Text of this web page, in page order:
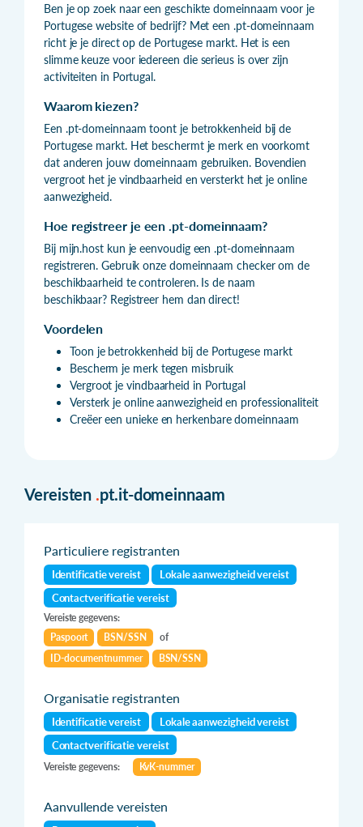
Ben je op zoek naar een geschikte domeinnaam voor je
Portugese website of bedrijf? Met een .pt-domeinnaam
richt je je direct op de Portugese markt. Het is een
slimme keuze voor iedereen die serieus is over zijn
activiteiten in Portugal.
Waarom kiezen?
Een .pt-domeinnaam toont je betrokkenheid bij de
Portugese markt. Het beschermt je merk en voorkomt
dat anderen jouw domeinnaam gebruiken. Bovendien
vergroot het je vindbaarheid en versterkt het je online
aanwezigheid.
Hoe registreer je een .pt-domeinnaam?
Bij mijn.host kun je eenvoudig een .pt-domeinnaam
registreren. Gebruik onze domeinnaam checker om de
beschikbaarheid te controleren. Is de naam
beschikbaar? Registreer hem dan direct!
Voordelen
Toon je betrokkenheid bij de Portugese markt
Bescherm je merk tegen misbruik
Vergroot je vindbaarheid in Portugal
Versterk je online aanwezigheid en professionaliteit
Creëer een unieke en herkenbare domeinnaam
Vereisten .pt.it-domeinnaam
Particuliere registranten
Identificatie vereist
Lokale aanwezigheid vereist
Contactverificatie vereist
Vereiste gegevens:
Paspoort
BSN/SSN
of
ID-documentnummer
BSN/SSN
Organisatie registranten
Identificatie vereist
Lokale aanwezigheid vereist
Contactverificatie vereist
Vereiste gegevens: KvK-nummer
Aanvullende vereisten